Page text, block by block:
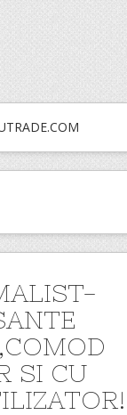
SI CU